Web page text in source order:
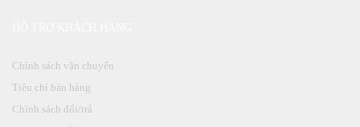
Chính sách vận chuyển
Tiêu chí bán hàng
Chính sách đổi/trả